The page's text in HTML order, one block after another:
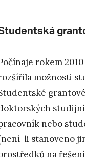
rokem
možnosti
nebo
li stanoveno
na